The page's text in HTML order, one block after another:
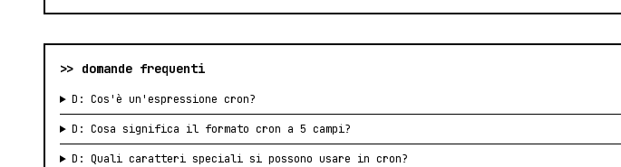
>> domande frequenti
D: Cos'è un'espressione cron?
D: Cosa significa il formato cron a 5 campi?
D: Quali caratteri speciali si possono usare in cron?